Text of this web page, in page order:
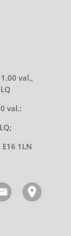
val.,
val.:
1LN